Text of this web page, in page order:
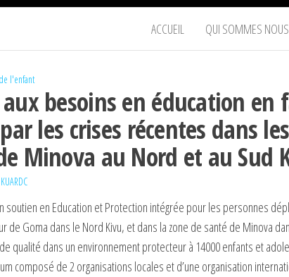
ACCUEIL QUI SOMMES NOUS
l'enfant
aux besoins en éducation en
les crises récentes dans
Minova au Nord et au Sud
KUARDC
soutien en Education et Protection intégrée pour les personnes
de Goma dans le Nord Kivu, et dans la zone de santé de Minova
qualité dans un environnement protecteur à 14000 enfants et
composé de 2 organisations locales et d’une organisation